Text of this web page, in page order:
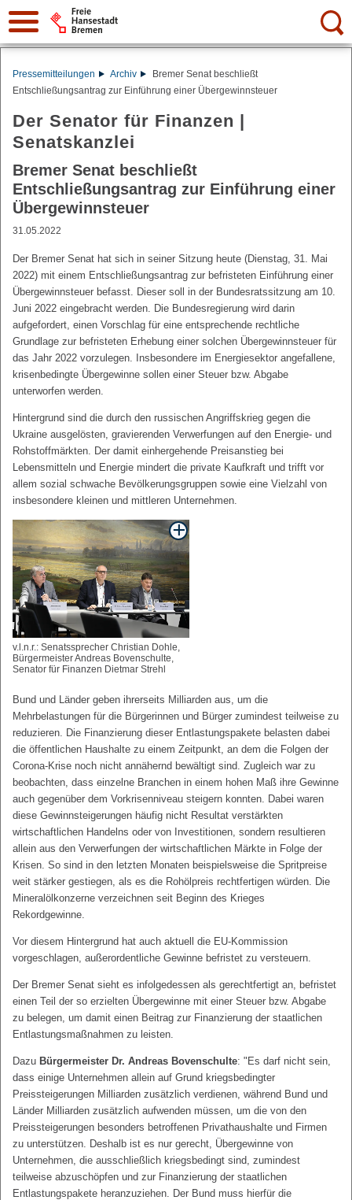
Suche:
Pressemitteilungen Archiv
Bremer Senat beschließt
Entschließungsantrag zur Einführung einer Übergewinnsteuer
Der Senator für Finanzen |
Senatskanzlei
Bremer Senat beschließt
Entschließungsantrag zur Einführung einer
Übergewinnsteuer
31.05.2022
Der Bremer Senat hat sich in seiner Sitzung heute (Dienstag, 31. Mai
2022) mit einem Entschließungsantrag zur befristeten Einführung einer
Übergewinnsteuer befasst. Dieser soll in der Bundesratssitzung am 10.
Juni 2022 eingebracht werden. Die Bundesregierung wird darin
aufgefordert, einen Vorschlag für eine entsprechende rechtliche
Grundlage zur befristeten Erhebung einer solchen Übergewinnsteuer für
das Jahr 2022 vorzulegen. Insbesondere im Energiesektor angefallene,
krisenbedingte Übergewinne sollen einer Steuer bzw. Abgabe
unterworfen werden.
Hintergrund sind die durch den russischen Angriffskrieg gegen die
Ukraine ausgelösten, gravierenden Verwerfungen auf den Energie- und
Rohstoffmärkten. Der damit einhergehende Preisanstieg bei
Lebensmitteln und Energie mindert die private Kaufkraft und trifft vor
allem sozial schwache Bevölkerungsgruppen sowie eine Vielzahl von
insbesondere kleinen und mittleren Unternehmen.
v.l.n.r.: Senatssprecher Christian Dohle,
Bürgermeister Andreas Bovenschulte,
Senator für Finanzen Dietmar Strehl
Bund und Länder geben ihrerseits Milliarden aus, um die
Mehrbelastungen für die Bürgerinnen und Bürger zumindest teilweise zu
reduzieren. Die Finanzierung dieser Entlastungspakete belasten dabei
die öffentlichen Haushalte zu einem Zeitpunkt, an dem die Folgen der
Corona-Krise noch nicht annähernd bewältigt sind. Zugleich war zu
beobachten, dass einzelne Branchen in einem hohen Maß ihre Gewinne
auch gegenüber dem Vorkrisenniveau steigern konnten. Dabei waren
diese Gewinnsteigerungen häufig nicht Resultat verstärkten
wirtschaftlichen Handelns oder von Investitionen, sondern resultieren
allein aus den Verwerfungen der wirtschaftlichen Märkte in Folge der
Krisen. So sind in den letzten Monaten beispielsweise die Spritpreise
weit stärker gestiegen, als es die Rohölpreis rechtfertigen würden. Die
Mineralölkonzerne verzeichnen seit Beginn des Krieges
Rekordgewinne.
Vor diesem Hintergrund hat auch aktuell die EU-Kommission
vorgeschlagen, außerordentliche Gewinne befristet zu versteuern.
Der Bremer Senat sieht es infolgedessen als gerechtfertigt an, befristet
einen Teil der so erzielten Übergewinne mit einer Steuer bzw. Abgabe
zu belegen, um damit einen Beitrag zur Finanzierung der staatlichen
Entlastungsmaßnahmen zu leisten.
Dazu Bürgermeister Dr. Andreas Bovenschulte: "Es darf nicht sein,
dass einige Unternehmen allein auf Grund kriegsbedingter
Preissteigerungen Milliarden zusätzlich verdienen, während Bund und
Länder Milliarden zusätzlich aufwenden müssen, um die von den
Preissteigerungen besonders betroffenen Privathaushalte und Firmen
zu unterstützen. Deshalb ist es nur gerecht, Übergewinne von
Unternehmen, die ausschließlich kriegsbedingt sind, zumindest
teilweise abzuschöpfen und zur Finanzierung der staatlichen
Entlastungspakete heranzuziehen. Der Bund muss hierfür die